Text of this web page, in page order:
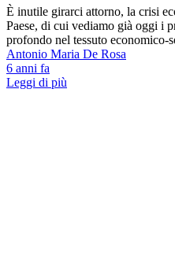
È inutile girarci attorno, la crisi
Paese, di cui vediamo già oggi i
profondo nel tessuto economico-
Antonio Maria De Rosa
6 anni fa
Leggi di più